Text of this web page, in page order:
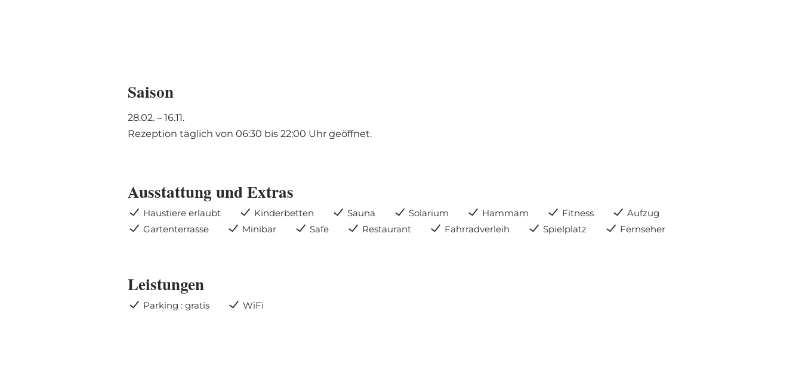
Saison
28.02. – 16.11.
Rezeption täglich von 06:30 bis 22:00 Uhr geöffnet.
Ausstattung und Extras
Haustiere erlaubt Kinderbetten Sauna Solarium Hammam Fitness
Aufzug
Gartenterrasse
Minibar Safe Restaurant Fahrradverleih Spielplatz Fernseher
Leistungen
Parking : gratis WiFi